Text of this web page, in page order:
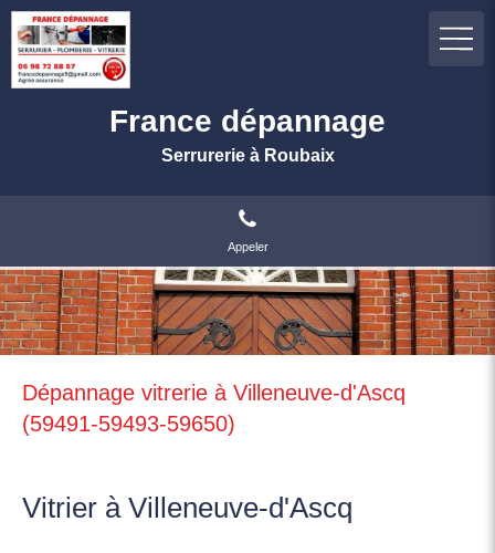
France dépannage
Serrurerie à Roubaix
Appeler
Dépannage vitrerie à Villeneuve-d'Ascq
(59491-59493-59650)
Vitrier à Villeneuve-d'Ascq